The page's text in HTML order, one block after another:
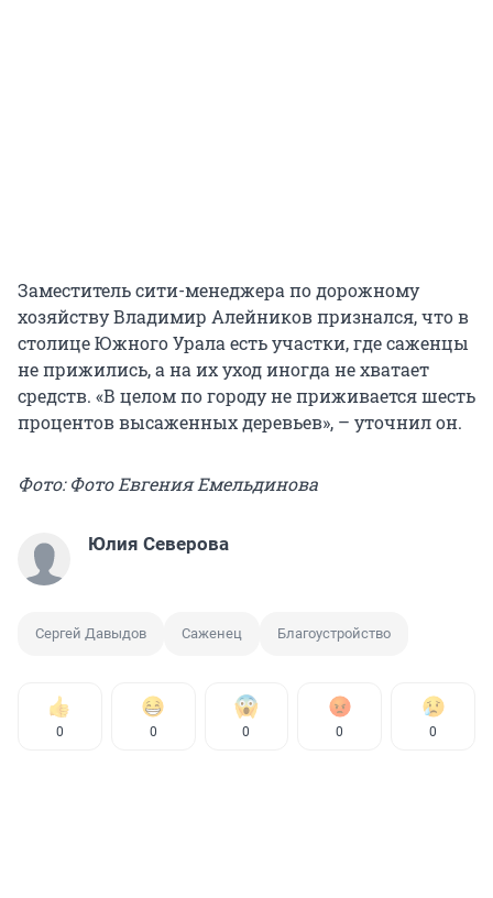
Заместитель сити-менеджера по дорожному
хозяйству Владимир Алейников признался, что в
столице Южного Урала есть участки, где саженцы
не прижились, а на их уход иногда не хватает
средств. «В целом по городу не приживается шесть
процентов высаженных деревьев», – уточнил он.
Фото: Фото Евгения Емельдинова
Юлия Северова
Сергей Давыдов Саженец Благоустройство
0 0 0 0 0